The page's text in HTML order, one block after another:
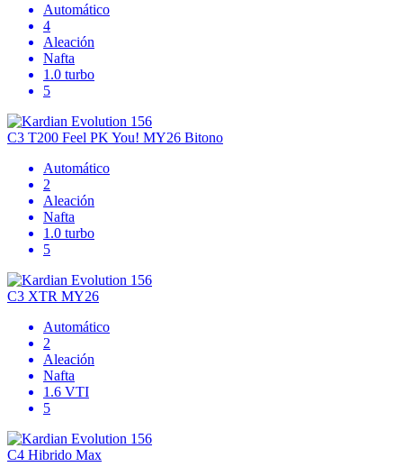
Automático
4
Aleación
Nafta
1.0 turbo
5
C3 T200 Feel PK You! MY26 Bitono
Automático
2
Aleación
Nafta
1.0 turbo
5
C3 XTR MY26
Automático
2
Aleación
Nafta
1.6 VTI
5
C4 Hibrido Max